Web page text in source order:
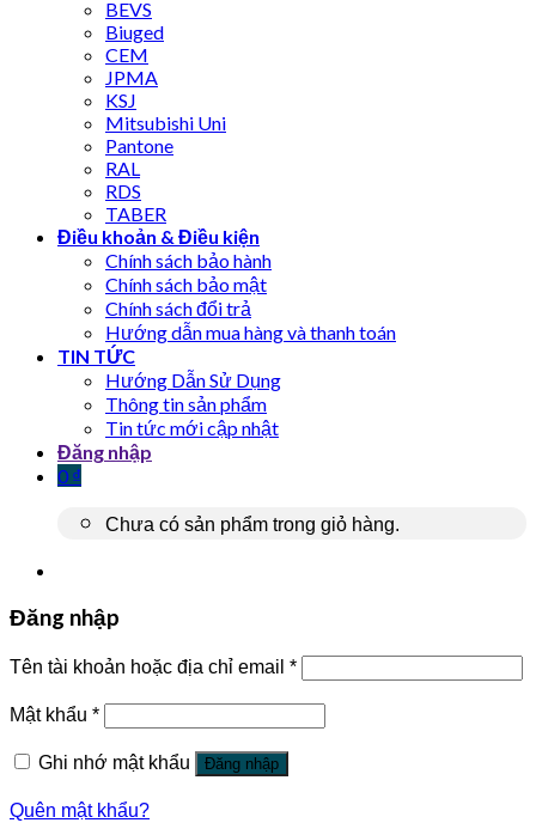
BEVS
Biuged
CEM
JPMA
KSJ
Mitsubishi Uni
Pantone
RAL
RDS
TABER
Điều khoản & Điều kiện
Chính sách bảo hành
Chính sách bảo mật
Chính sách đổi trả
Hướng dẫn mua hàng và thanh toán
TIN TỨC
Hướng Dẫn Sử Dụng
Thông tin sản phẩm
Tin tức mới cập nhật
Đăng nhập
0 ₫
Chưa có sản phẩm trong giỏ hàng.
Đăng nhập
Tên tài khoản hoặc địa chỉ email *
Mật khẩu *
Ghi nhớ mật khẩu Đăng nhập
Quên mật khẩu?